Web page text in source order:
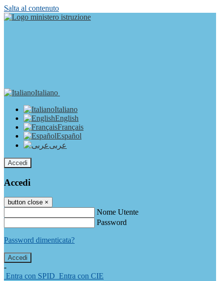
Salta al contenuto
Italiano
Italiano
English
Français
Español
عربى
Accedi
Accedi
button close ×
Nome Utente
Password
Password dimenticata?
-
Entra con SPID Entra con CIE